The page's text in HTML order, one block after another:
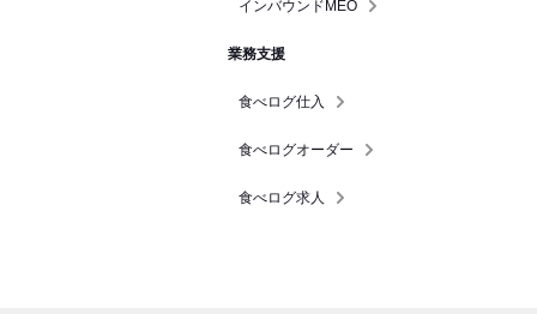
インバウンドMEO
業務支援
食べログ仕入
食べログオーダー
食べログ求人